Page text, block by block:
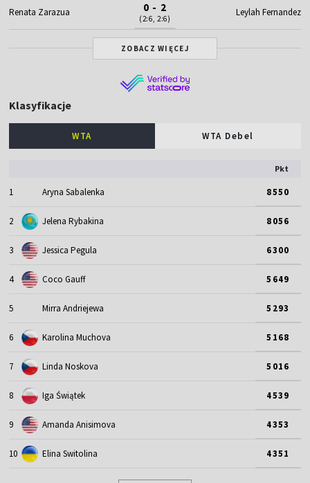
Renata Zarazua 0 - 2
(2:6, 2:6)
Leylah Fernandez
ZOBACZ WIĘCEJ
Klasyfikacje
WTA WTA Debel
Pkt
1 Aryna Sabalenka 8550
2 Jelena Rybakina 8056
3 Jessica Pegula 6300
4 Coco Gauff 5649
5 Mirra Andriejewa 5293
6 Karolina Muchova 5168
7 Linda Noskova 5016
8 Iga Świątek 4539
9 Amanda Anisimova 4353
10 Elina Switolina 4351